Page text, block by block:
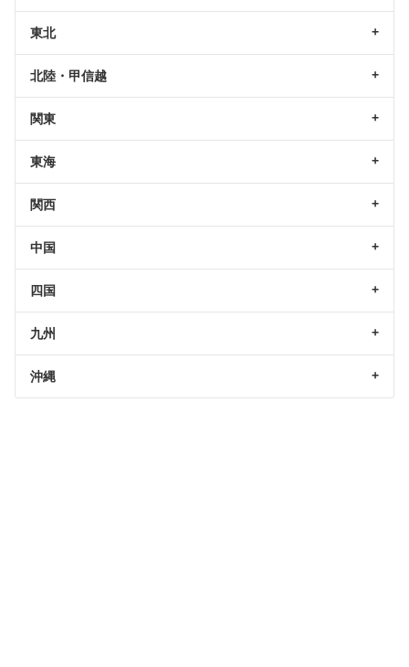
東北
北陸・甲信越
関東
東海
関西
中国
四国
九州
沖縄